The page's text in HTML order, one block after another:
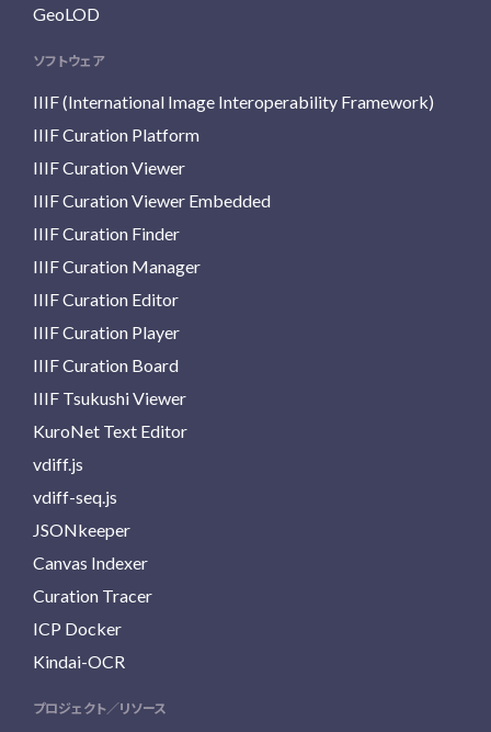
GeoLOD
ソフトウェア
IIIF (International Image Interoperability Framework)
IIIF Curation Platform
IIIF Curation Viewer
IIIF Curation Viewer Embedded
IIIF Curation Finder
IIIF Curation Manager
IIIF Curation Editor
IIIF Curation Player
IIIF Curation Board
IIIF Tsukushi Viewer
KuroNet Text Editor
vdiff.js
vdiff-seq.js
JSONkeeper
Canvas Indexer
Curation Tracer
ICP Docker
Kindai-OCR
プロジェクト／リソース